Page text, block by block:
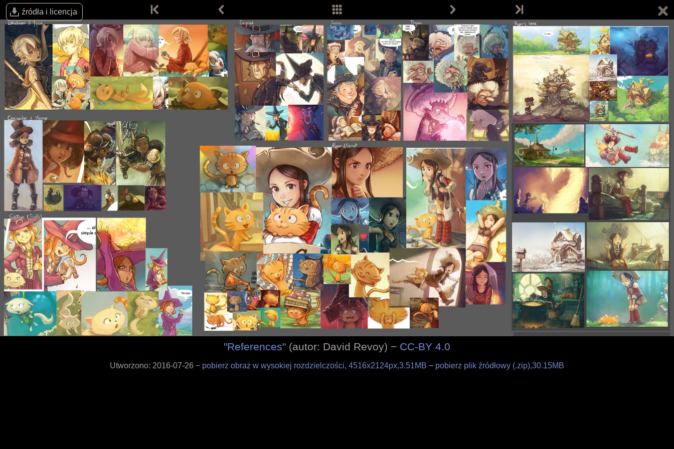
Komiksy Prace O projekcie Sklepik
źródła i licencja
"References" (autor: David Revoy) − CC-BY 4.0
Utworzono: 2016-07-26 − pobierz obraz w wysokiej rozdzielczości, 4516x2124px,3.51MB − pobierz plik źródłowy (.zip),30.15MB
Strona główna
Komiksy
Prace
Prace fanów
Filozofia
Materiały
Sklepik
Blog
O projekcie
Licencja
Framagit
Wiki
Kulisy produkcji
Pędzle
Tapety
Liberapay
Patreon
Tipeee
Paypal
Iban
Przetłumacz witrynę na platformie Framasoft
Weblate
Warunki użytkowania i polityka prywatności
Kodeks postępowania
Śledź autora na:
Email: info@davidrevoy.com
Dołącz do pokojów rozmów (w j. angielskim):
IRC: #pepper&carrot na libera.chat
Matrix
Telegram